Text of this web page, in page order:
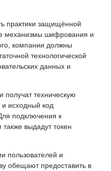
практики защищённой
механизмы шифрования и
компании должны
технологической
данных и
получат техническую
исходный код
подключения к
выдадут токен
пользователей и
обещают предоставить в